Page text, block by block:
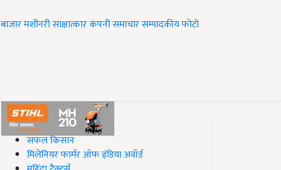
बाजारमशीनरीसाक्षात्कारकंपनी समाचारसम्पादकीयफोटो
#Top on Krishi Jagran
सफल किसान
मिलेनियर फार्मर ऑफ इंडिया अवॉर्ड